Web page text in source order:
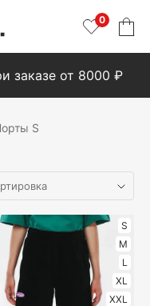
0
заказе от 8000 ₽
S
S
M
L
XL
XXL